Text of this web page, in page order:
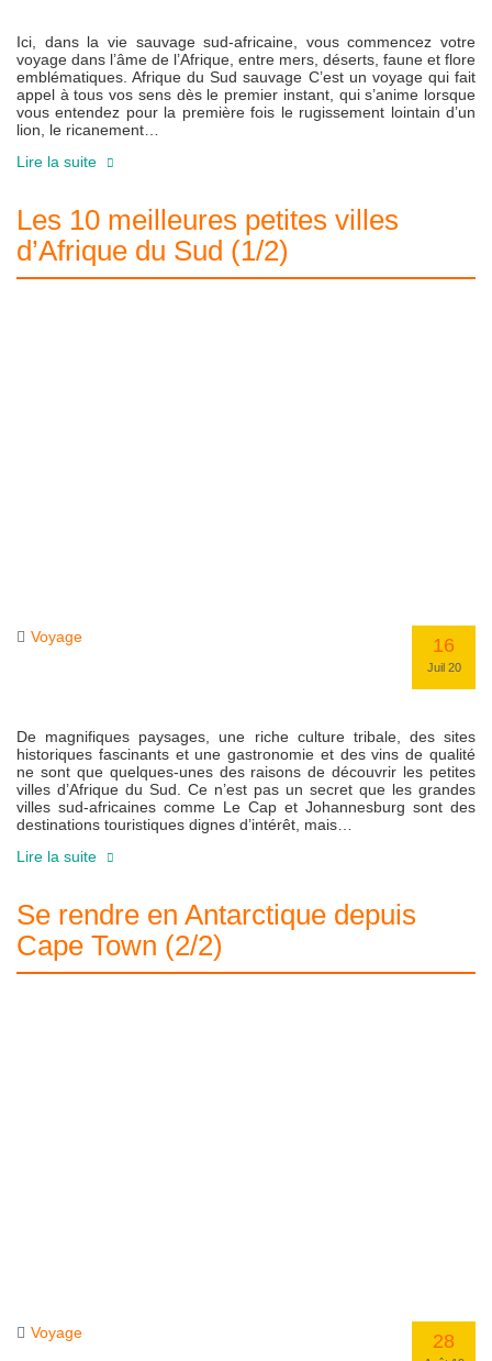
Ici, dans la vie sauvage sud-africaine, vous commencez votre
voyage dans l’âme de l’Afrique, entre mers, déserts, faune et flore
emblématiques. Afrique du Sud sauvage C’est un voyage qui fait
appel à tous vos sens dès le premier instant, qui s’anime lorsque
vous entendez pour la première fois le rugissement lointain d’un
lion, le ricanement…
Lire la suite
Les 10 meilleures petites villes
d’Afrique du Sud (1/2)
Voyage 16
Juil 20
De magnifiques paysages, une riche culture tribale, des sites
historiques fascinants et une gastronomie et des vins de qualité
ne sont que quelques-unes des raisons de découvrir les petites
villes d’Afrique du Sud. Ce n’est pas un secret que les grandes
villes sud-africaines comme Le Cap et Johannesburg sont des
destinations touristiques dignes d’intérêt, mais…
Lire la suite
Se rendre en Antarctique depuis
Cape Town (2/2)
Voyage 28